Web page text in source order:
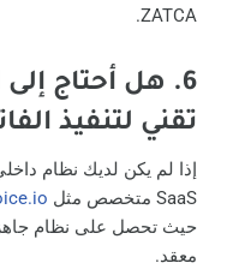
ZATCA.
6.
هل أحتاج
تقني لتنفيذ
إذا لم يكن لديك نظام
SaaS متخصص مثل
حيث تحصل على نظام جاهز
معقد.